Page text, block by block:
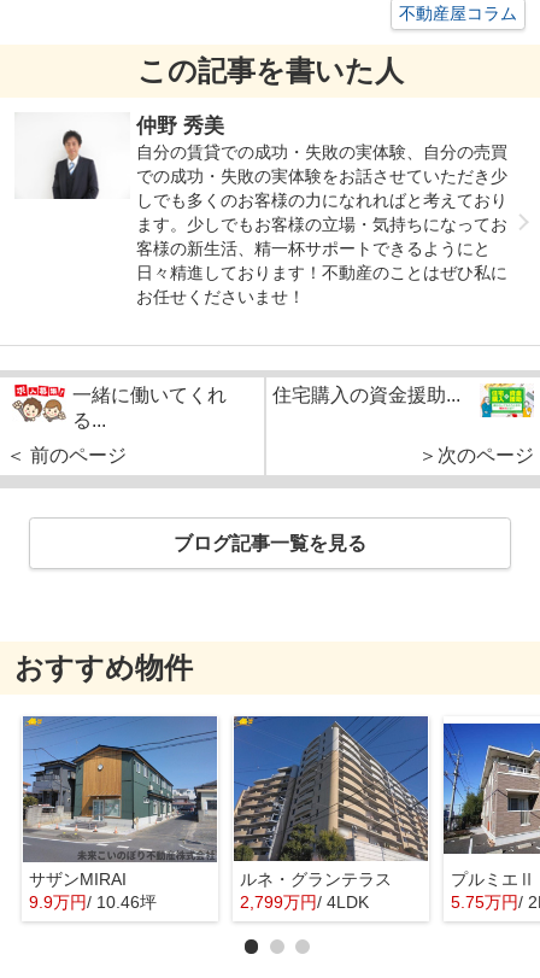
不動産屋コラム
この記事を書いた人
仲野 秀美
自分の賃貸での成功・失敗の実体験、自分の売買
での成功・失敗の実体験をお話させていただき少
しでも多くのお客様の力になれればと考えており
ます。少しでもお客様の立場・気持ちになってお
客様の新生活、精一杯サポートできるようにと
日々精進しております！不動産のことはぜひ私に
お任せくださいませ！
一緒に働いてくれ
る...
＜ 前のページ
住宅購入の資金援助...
＞次のページ
ブログ記事一覧を見る
おすすめ物件
サザンMIRAI
9.9万円/ 10.46坪
ルネ・グランテラス
2,799万円/ 4LDK
プルミエⅡ
5.75万円/